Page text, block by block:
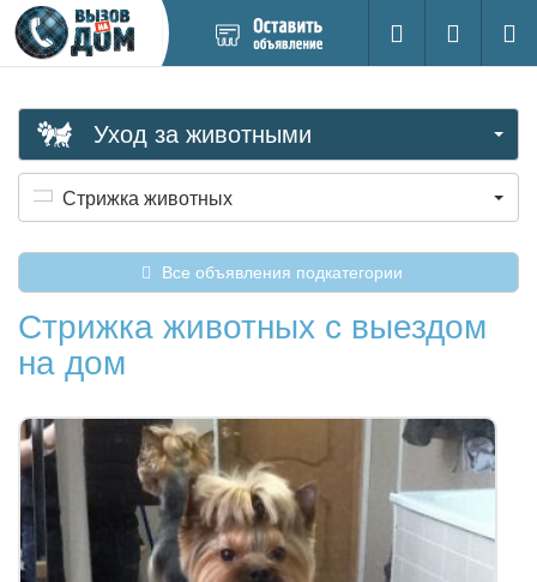
новое
Поиск
Вход на
Уход за животными
Стрижка животных
Все объявления подкатегории
Стрижка животных с выездом
на дом